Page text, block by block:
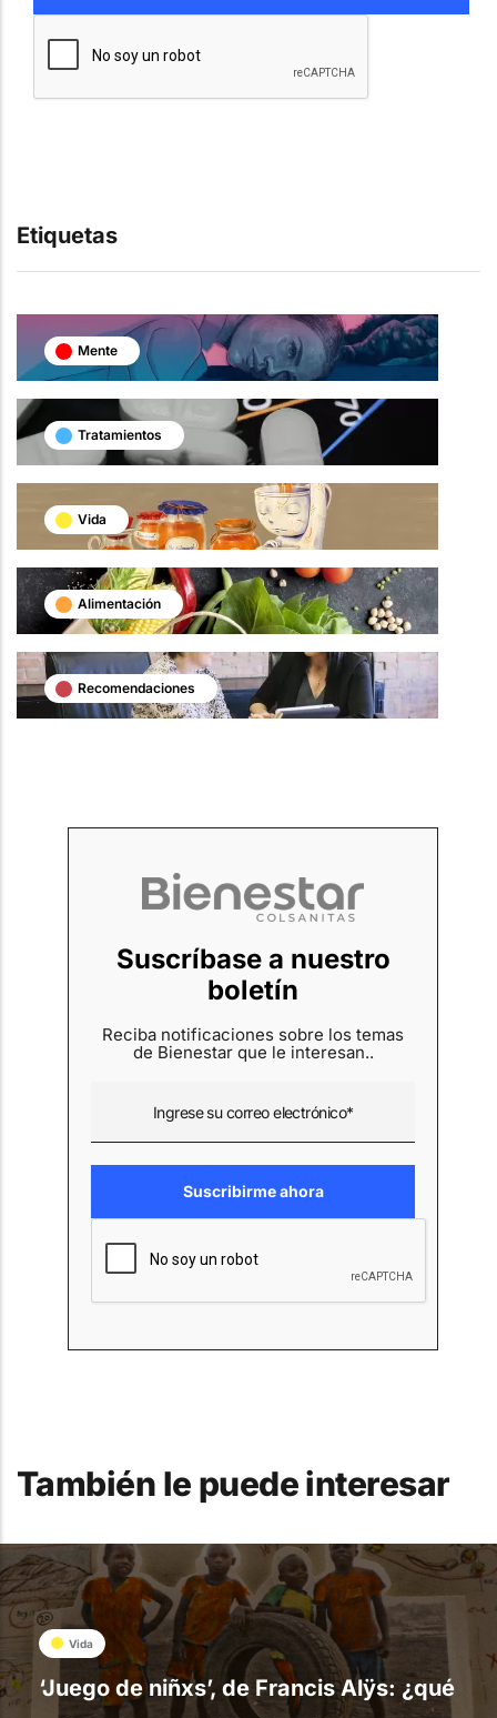
Etiquetas
Mente
Tratamientos
Vida
Alimentación
Recomendaciones
Suscríbase a nuestro
boletín
Reciba notificaciones sobre los temas
de Bienestar que le interesan..
También le puede interesar
Vida
‘Juego de niñxs’, de Francis Alÿs: ¿qué